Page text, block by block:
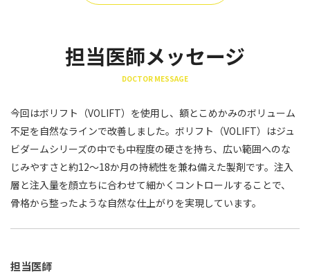
地域から探す
大阪
福岡
担当医師メッセージ
DOCTOR MESSAGE
今回はボリフト（VOLIFT）を使用し、額とこめかみのボリューム
不足を自然なラインで改善しました。ボリフト（VOLIFT）はジュ
ビダームシリーズの中でも中程度の硬さを持ち、広い範囲へのな
じみやすさと約12〜18か月の持続性を兼ね備えた製剤です。注入
層と注入量を顔立ちに合わせて細かくコントロールすることで、
骨格から整ったような自然な仕上がりを実現しています。
担当医師